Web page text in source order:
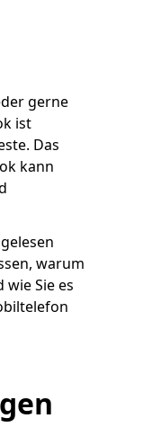
gerne
ist
Das
kann
warum
wie Sie es